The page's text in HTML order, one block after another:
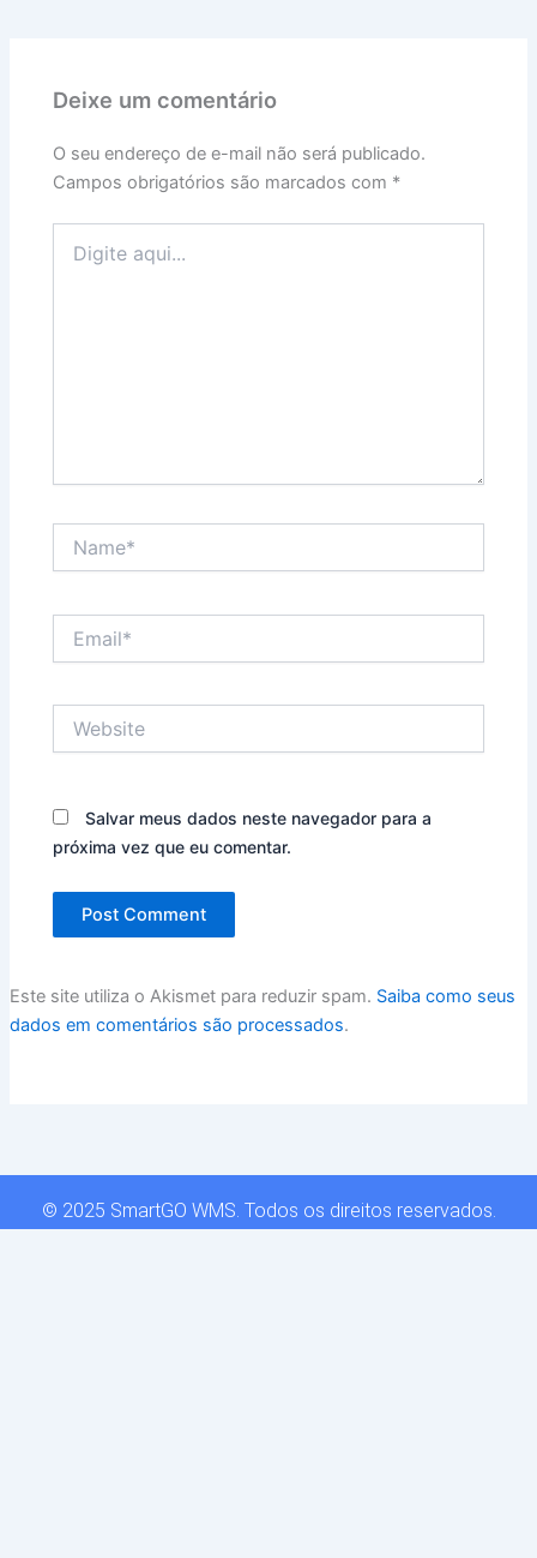
Deixe um comentário
O seu endereço de e-mail não será publicado.
Campos obrigatórios são marcados com *
aqui...
Salvar meus dados neste navegador para a
próxima vez que eu comentar.
Este site utiliza o Akismet para reduzir spam. Saiba como seus
dados em comentários são processados.
© 2025 SmartGO WMS. Todos os direitos reservados.